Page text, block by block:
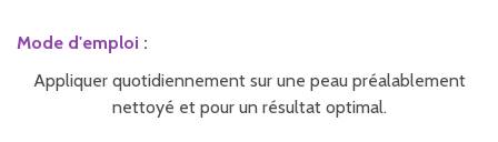
Mode d'emploi :
Appliquer quotidiennement sur une peau préalablement
nettoyé et pour un résultat optimal.